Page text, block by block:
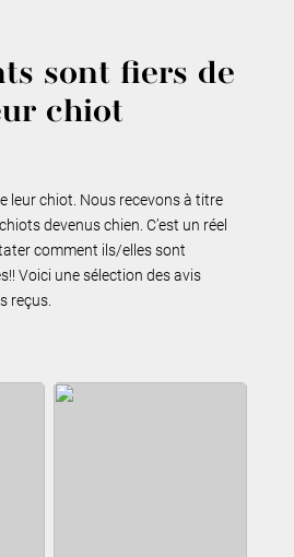
sont fiers de
chiot
leur chiot. Nous recevons à titre
devenus chien. C’est un réel
comment ils/elles sont
Voici une sélection des avis
reçus.